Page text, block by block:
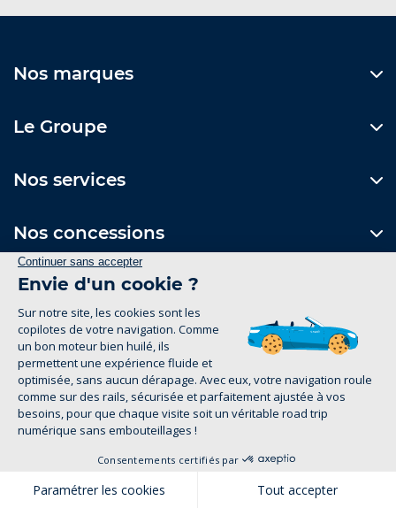
Nos marques
Le Groupe
Nos services
Nos concessions
Contactez-nous
Formulaire de contact
Suivez-nous
Mentions Légales
Politique de confidentialité
groupe-legrand.fr 2026
1